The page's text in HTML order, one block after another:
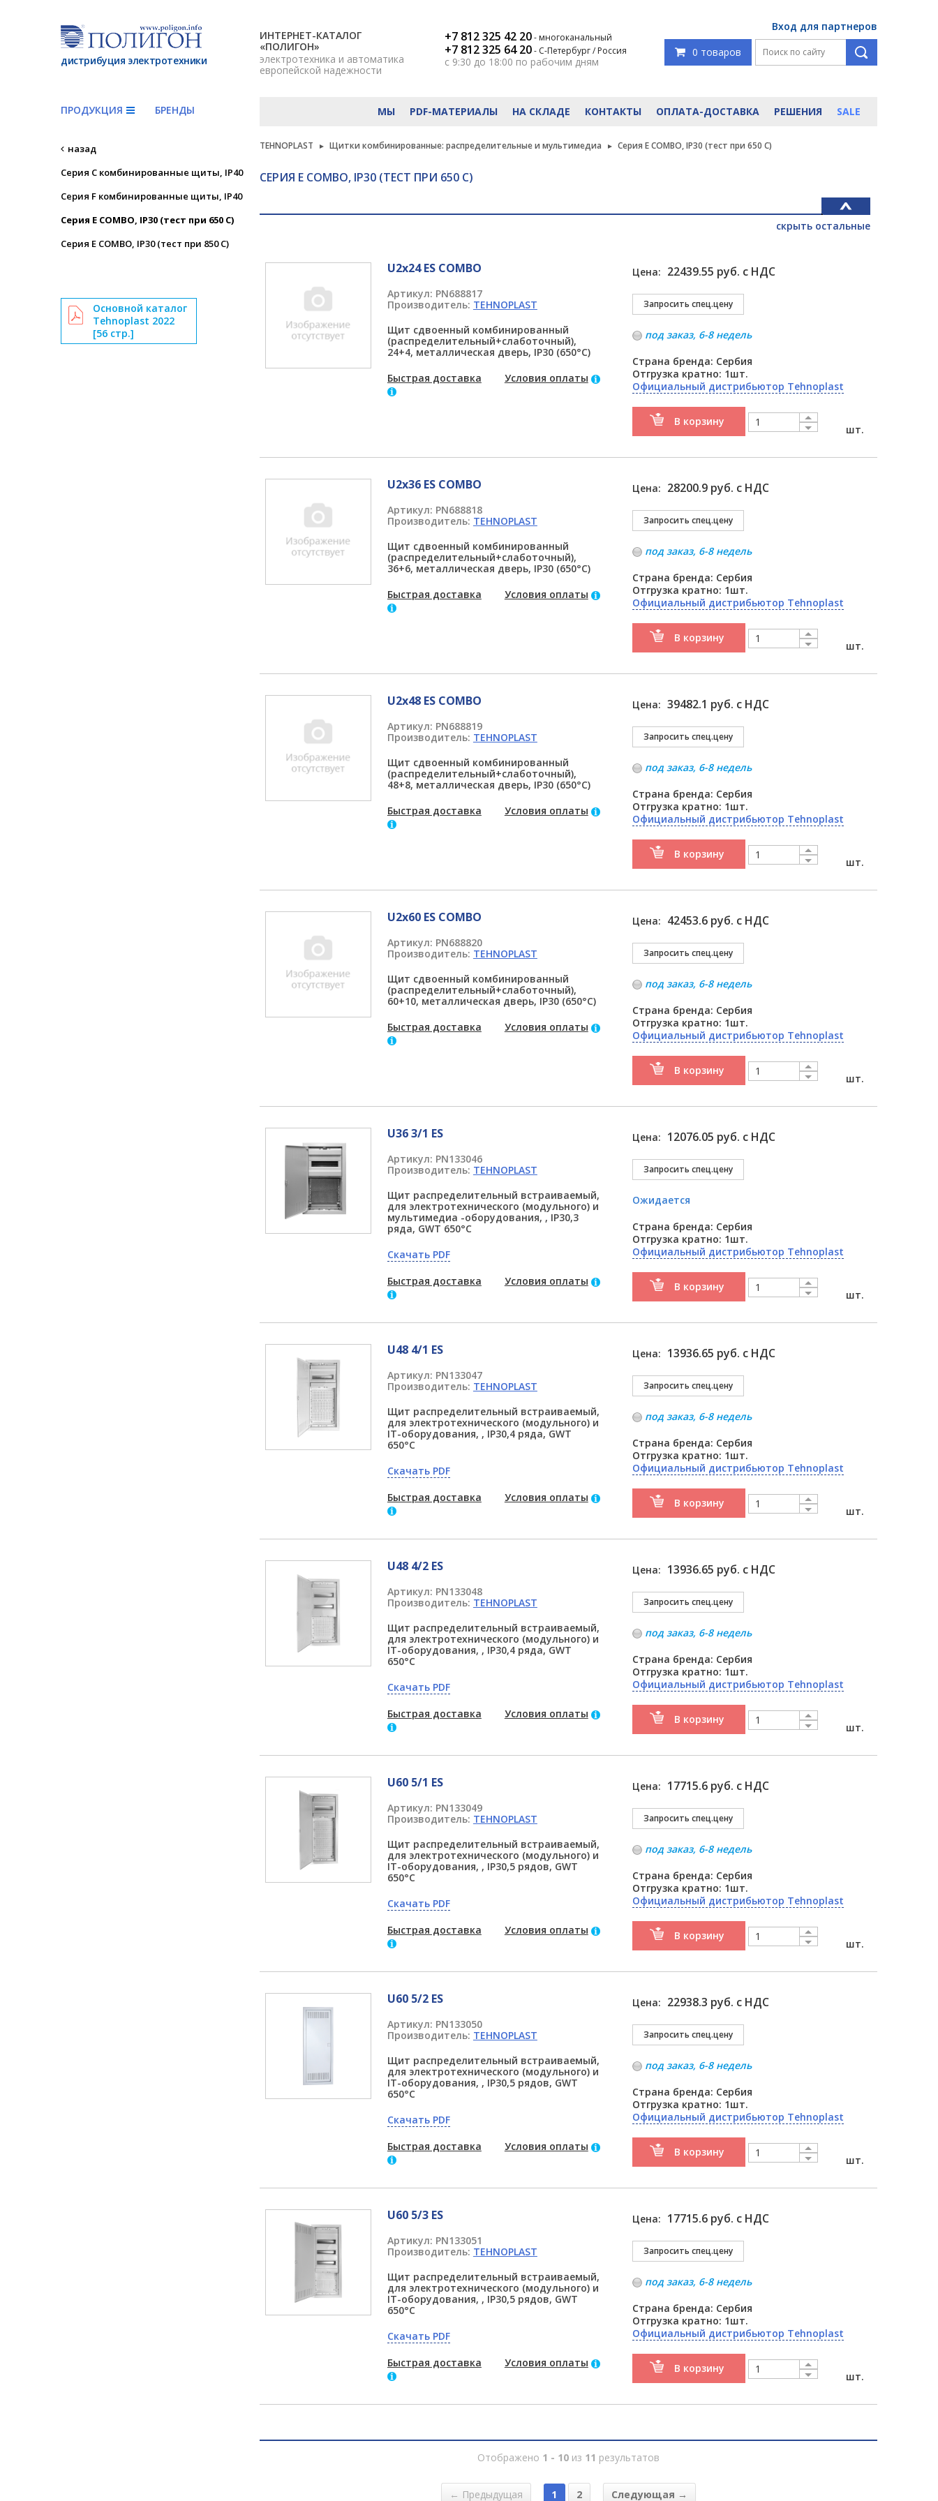
дистрибуция электротехники
ИНТЕРНЕТ-КАТАЛОГ
«ПОЛИГОН»
электротехника и автоматика
европейской надежности
+7 812 325 42 20- многоканальный
+7 812 325 64 20- С-Петербург / Россия
с 9:30 до 18:00 по рабочим дням
Вход для партнеров
0 товаров
ПРОДУКЦИЯ БРЕНДЫ МЫ PDF-МАТЕРИАЛЫ НА СКЛАДЕ КОНТАКТЫ ОПЛАТА-ДОСТАВКА РЕШЕНИЯ SALE
назад
Серия C комбинированные щиты, IP40
Серия F комбинированные щиты, IP40
Серия E COMBO, IP30 (тест при 650 C)
Серия E COMBO, IP30 (тест при 850 C)
Основной каталог
Tehnoplast 2022
[56 стр.]
TEHNOPLAST Щитки комбинированные: распределительные и мультимедиа Серия E COMBO, IP30 (тест при 650 C)
СЕРИЯ E COMBO, IP30 (ТЕСТ ПРИ 650 C)
скрыть остальные
U2x24 ES COMBO
Артикул: PN688817
Производитель: TEHNOPLAST
Щит сдвоенный комбинированный
(распределительный+слаботочный),
24+4, металлическая дверь, IP30 (650°C)
Быстрая доставка
Условия оплаты
Цена: 22439.55 руб. с НДС
под заказ, 6-8 недель
Страна бренда: Сербия
Отгрузка кратно: 1шт.
Официальный дистрибьютор Tehnoplast
В корзину
шт.
U2x36 ES COMBO
Артикул: PN688818
Производитель: TEHNOPLAST
Щит сдвоенный комбинированный
(распределительный+слаботочный),
36+6, металлическая дверь, IP30 (650°C)
Быстрая доставка
Условия оплаты
Цена: 28200.9 руб. с НДС
под заказ, 6-8 недель
Страна бренда: Сербия
Отгрузка кратно: 1шт.
Официальный дистрибьютор Tehnoplast
В корзину
шт.
U2x48 ES COMBO
Артикул: PN688819
Производитель: TEHNOPLAST
Щит сдвоенный комбинированный
(распределительный+слаботочный),
48+8, металлическая дверь, IP30 (650°C)
Быстрая доставка
Условия оплаты
Цена: 39482.1 руб. с НДС
под заказ, 6-8 недель
Страна бренда: Сербия
Отгрузка кратно: 1шт.
Официальный дистрибьютор Tehnoplast
В корзину
шт.
U2x60 ES COMBO
Артикул: PN688820
Производитель: TEHNOPLAST
Щит сдвоенный комбинированный
(распределительный+слаботочный),
60+10, металлическая дверь, IP30 (650°C)
Быстрая доставка
Условия оплаты
Цена: 42453.6 руб. с НДС
под заказ, 6-8 недель
Страна бренда: Сербия
Отгрузка кратно: 1шт.
Официальный дистрибьютор Tehnoplast
В корзину
шт.
U36 3/1 ES
Артикул: PN133046
Производитель: TEHNOPLAST
Щит распределительный встраиваемый,
для электротехнического (модульного) и
мультимедиа -оборудования, , IP30,3
ряда, GWT 650°C
Скачать PDF
Быстрая доставка
Условия оплаты
Цена: 12076.05 руб. с НДС
Ожидается
Страна бренда: Сербия
Отгрузка кратно: 1шт.
Официальный дистрибьютор Tehnoplast
В корзину
шт.
U48 4/1 ES
Артикул: PN133047
Производитель: TEHNOPLAST
Щит распределительный встраиваемый,
для электротехнического (модульного) и
IT-оборудования, , IP30,4 ряда, GWT
650°C
Скачать PDF
Быстрая доставка
Условия оплаты
Цена: 13936.65 руб. с НДС
под заказ, 6-8 недель
Страна бренда: Сербия
Отгрузка кратно: 1шт.
Официальный дистрибьютор Tehnoplast
В корзину
шт.
U48 4/2 ES
Артикул: PN133048
Производитель: TEHNOPLAST
Щит распределительный встраиваемый,
для электротехнического (модульного) и
IT-оборудования, , IP30,4 ряда, GWT
650°C
Скачать PDF
Быстрая доставка
Условия оплаты
Цена: 13936.65 руб. с НДС
под заказ, 6-8 недель
Страна бренда: Сербия
Отгрузка кратно: 1шт.
Официальный дистрибьютор Tehnoplast
В корзину
шт.
U60 5/1 ES
Артикул: PN133049
Производитель: TEHNOPLAST
Щит распределительный встраиваемый,
для электротехнического (модульного) и
IT-оборудования, , IP30,5 рядов, GWT
650°C
Скачать PDF
Быстрая доставка
Условия оплаты
Цена: 17715.6 руб. с НДС
под заказ, 6-8 недель
Страна бренда: Сербия
Отгрузка кратно: 1шт.
Официальный дистрибьютор Tehnoplast
В корзину
шт.
U60 5/2 ES
Артикул: PN133050
Производитель: TEHNOPLAST
Щит распределительный встраиваемый,
для электротехнического (модульного) и
IT-оборудования, , IP30,5 рядов, GWT
650°C
Скачать PDF
Быстрая доставка
Условия оплаты
Цена: 22938.3 руб. с НДС
под заказ, 6-8 недель
Страна бренда: Сербия
Отгрузка кратно: 1шт.
Официальный дистрибьютор Tehnoplast
В корзину
шт.
U60 5/3 ES
Артикул: PN133051
Производитель: TEHNOPLAST
Щит распределительный встраиваемый,
для электротехнического (модульного) и
IT-оборудования, , IP30,5 рядов, GWT
650°C
Скачать PDF
Быстрая доставка
Условия оплаты
Цена: 17715.6 руб. с НДС
под заказ, 6-8 недель
Страна бренда: Сербия
Отгрузка кратно: 1шт.
Официальный дистрибьютор Tehnoplast
В корзину
шт.
Отображено 1 - 10 из 11 результатов
← Предыдущая 1 2 Следующая →